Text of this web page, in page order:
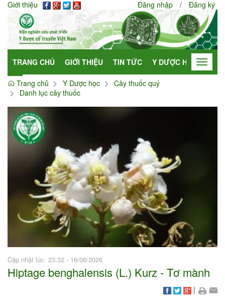
Giới thiệu Đăng nhập / Đăng ký
TRANG CHỦ GIỚI THIỆU TIN TỨC Y DƯỢC HỌC Toggle
Trang chủ
Y Dược học
Cây thuốc quý
Danh lục cây thuốc
Cập nhật lúc: 23:32 - 16/06/2026
Hiptage benghalensis (L.) Kurz - Tơ mành
|